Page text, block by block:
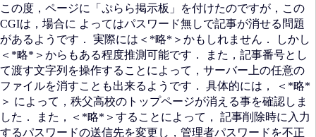
この度，ページに「ぷらら掲示板」を付けたのですが，この
CGIは，場合に よってはパスワード無しで記事が消せる問題
があるようです． 実際には＜*略*＞かもしれません． しかし
＜*略*＞からもある程度推測可能です． また，記事番号とし
て渡す文字列を操作することによって，サーバー上の任意の
ファイルを消すことも出来るようです． 具体的には， ＜*略*
＞ によって，秩父高校のトップページが消える事を確認しま
した． また，＜*略*＞することによって， 記事削除時に入力
するパスワードの送信先を変更し，管理者パスワードを不正